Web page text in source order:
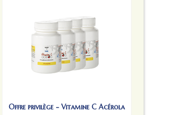
Offre privilège - Vitamine C Acérola